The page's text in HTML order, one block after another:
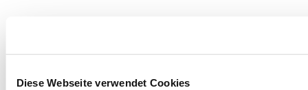
Diese Webseite verwendet Cookies